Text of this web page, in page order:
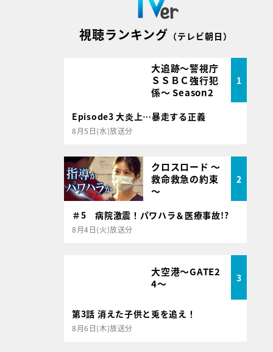
視聴ランキング （テレビ朝日）
大追跡～警視庁
ＳＳＢＣ強行犯
係～ Season2
1
Episode3 大炎上…暴走する正義
8月5日(水)放送分
クロスロード ～
救命救急の約束
～
2
＃5 病院激震！パワハラ＆医療事故!?
8月4日(火)放送分
大空港～GATE2
4～
3
第3話 消えた子供と兎を追え！
8月6日(木)放送分